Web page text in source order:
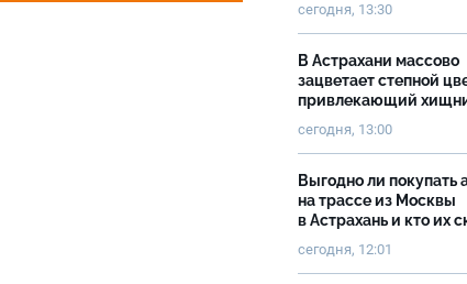
сегодня, 13:30
В Астрахани массово
зацветает степной
привлекающий
сегодня, 13:00
Выгодно ли покупать
на трассе из Москвы
в Астрахань и кто их
сегодня, 12:01